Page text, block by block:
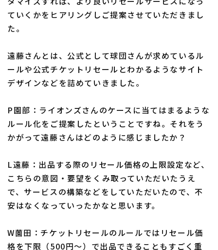
ていくかをヒアリングしご提案させていただきまし
た。
遠藤さんとは、公式として球団さんが求めているル
ールや公式チケットリセールとわかるようなサイト
デザインなどを詰めていきました。
P園部：ライオンズさんのケースに当てはまるような
ルール化をご提案したということですね。それをう
かがって遠藤さんはどのように感じましたか？
L遠藤：出品する際のリセール価格の上限設定など、
こちらの意図・要望をくみ取っていただいたうえ
で、サービスの構築などをしていただいたので、不
安はなくなっていったかなと思います。
W薗田：チケットリセールのルールではリセール価
格を下限（500円～）で出品できることもすごく重